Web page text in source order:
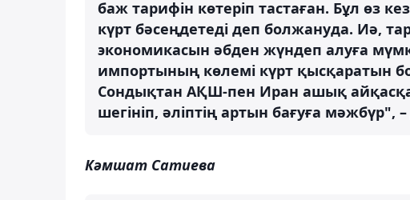
баж тарифін көтеріп тастаған. Бұл өз
күрт бәсеңдетеді деп болжануда. Иә,
экономикасын әбден жүндеп алуға
импортының көлемі күрт қысқаратын
Сондықтан АҚШ-пен Иран ашық
шегініп, әліптің артын бағуға мәжбүр",
Кәмшат Сатиева